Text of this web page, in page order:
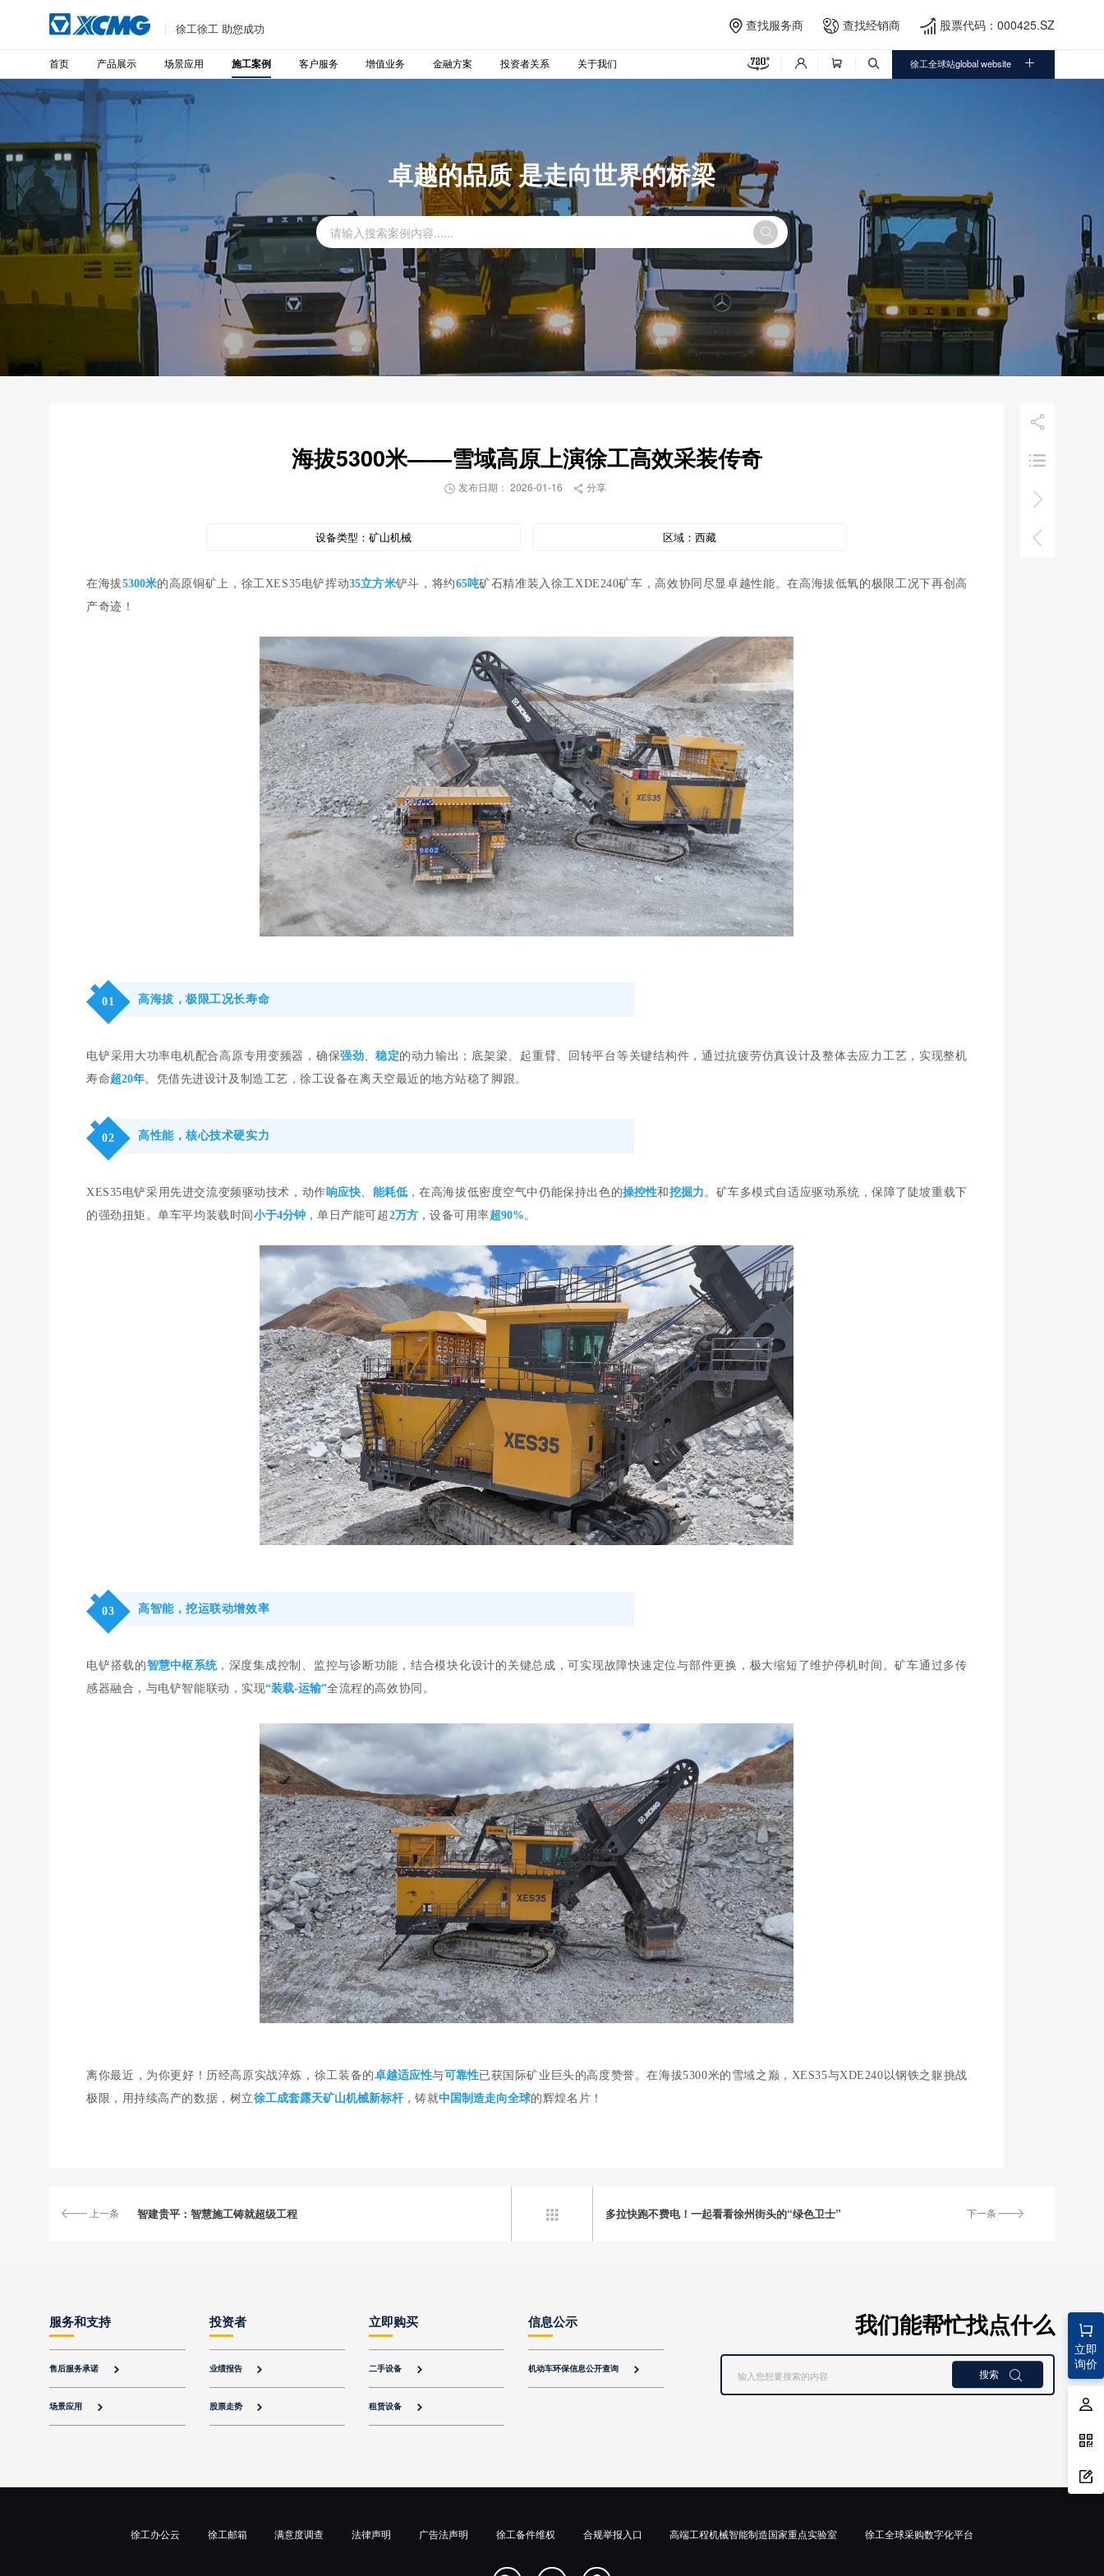
徐工徐工 助您成功  查找服务商  查找经销商  股票代码：000425.SZ
首页 产品展示 场景应用 施工案例 客户服务 增值业务 金融方案 投资者关系 关于我们     徐工全球站global website 
卓越的品质 是走向世界的桥梁





海拔5300米——雪域高原上演徐工高效采装传奇
 发布日期： 2026-01-16  分享
设备类型：矿山机械 区域：西藏
在海拔5300米的高原铜矿上，徐工XES35电铲挥动35立方米铲斗，将约65吨矿石精准装入徐工XDE240矿车，高效协同尽显卓越性能。在高海拔低氧的极限工况下再创高
产奇迹！
01 高海拔，极限工况长寿命
电铲采用大功率电机配合高原专用变频器，确保强劲、稳定的动力输出；底架梁、起重臂、回转平台等关键结构件，通过抗疲劳仿真设计及整体去应力工艺，实现整机
寿命超20年。凭借先进设计及制造工艺，徐工设备在离天空最近的地方站稳了脚跟。
02 高性能，核心技术硬实力
XES35电铲采用先进交流变频驱动技术，动作响应快、 能耗低，在高海拔低密度空气中仍能保持出色的操控性和 挖掘力。矿车多模式自适应驱动系统，保障了陡坡重载下
的强劲扭矩。单车平均装载时间 小于4分钟，单日产能可超 2万方，设备可用率超90%。
03 高智能，挖运联动增效率
电铲搭载的智慧中枢系统，深度集成控制、监控与诊断功能，结合模块化设计的关键总成，可实现故障快速定位与部件更换，极大缩短了维护停机时间。矿车通过多传
感器融合，与电铲智能联动，实现“装载-运输”全流程的高效协同。
离你最近，为你更好！历经高原实战淬炼，徐工装备的卓越适应性与可靠性已获国际矿业巨头的高度赞誉。在海拔5300米的雪域之巅，XES35与XDE240以钢铁之躯挑战
极限，用持续高产的数据，树立徐工成套露天矿山机械新标杆，铸就中国制造走向全球的辉煌名片！
上一条 智建贵平：智慧施工铸就超级工程 下一条
多拉快跑不费电！一起看看徐州街头的“绿色卫士”

立即
询价
服务和支持
售后服务承诺 
场景应用 
投资者
业绩报告 
股票走势 
立即购买
二手设备 
租赁设备 
信息公示
机动车环保信息公开查询 
我们能帮忙找点什么
搜索 
徐工办公云 徐工邮箱 满意度调查 法律声明 广告法声明 徐工备件维权 合规举报入口 高端工程机械智能制造国家重点实验室 徐工全球采购数字化平台